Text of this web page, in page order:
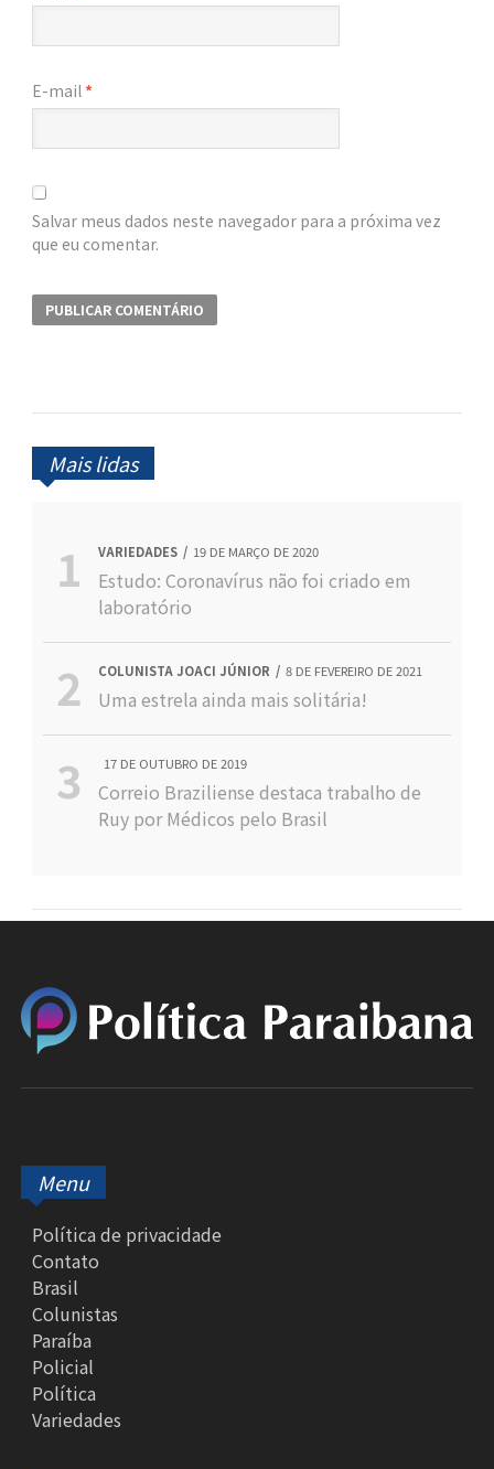
E-mail *
Salvar meus dados neste navegador para a próxima vez
que eu comentar.
Mais lidas
VARIEDADES 19 DE MARÇO DE 2020
Estudo: Coronavírus não foi criado em
laboratório
COLUNISTA JOACI JÚNIOR 8 DE FEVEREIRO DE 2021
Uma estrela ainda mais solitária!
17 DE OUTUBRO DE 2019
Correio Braziliense destaca trabalho de
Ruy por Médicos pelo Brasil
Menu
Política de privacidade
Contato
Brasil
Colunistas
Paraíba
Policial
Política
Variedades